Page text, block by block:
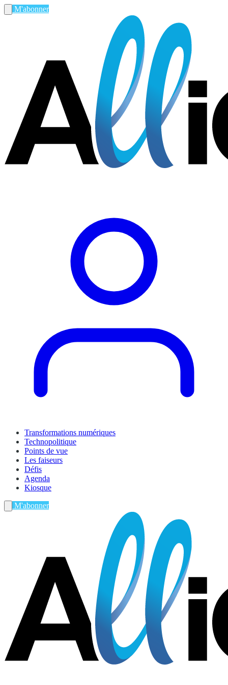
M'abonner
Transformations numériques
Technopolitique
Points de vue
Les faiseurs
Défis
Agenda
Kiosque
M'abonner